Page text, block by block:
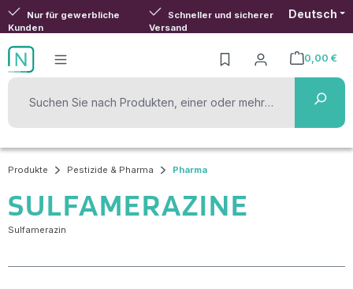
Zum Hauptinhalt springen
Nur für gewerbliche
Kunden
Schneller und sicherer
Versand
Deutsch
0,00 €
Warenkorb
Produkte Pestizide & Pharma Pharma
SULFAMERAZINE
Sulfamerazin